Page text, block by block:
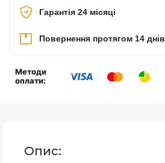
Гарантія 24 місяці
Повернення протягом 14 днів
Методи
оплати:
Опис: